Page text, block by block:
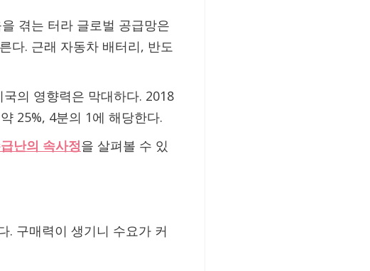
겪는 터라 글로벌 공급망은
다. 근래 자동차 배터리, 반도
의 영향력은 막대하다. 2018
25%, 4분의 1에 해당한다.
난의 속사정을 살펴볼 수 있
. 구매력이 생기니 수요가 커